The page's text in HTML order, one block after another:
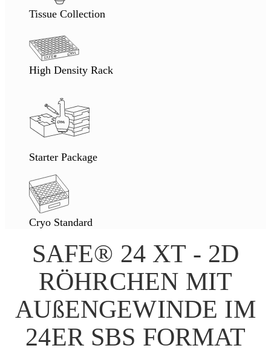
Tissue Collection
High Density Rack
Starter Package
Cryo Standard
SAFE® 24 XT - 2D
RÖHRCHEN MIT
AUßENGEWINDE IM
24ER SBS FORMAT